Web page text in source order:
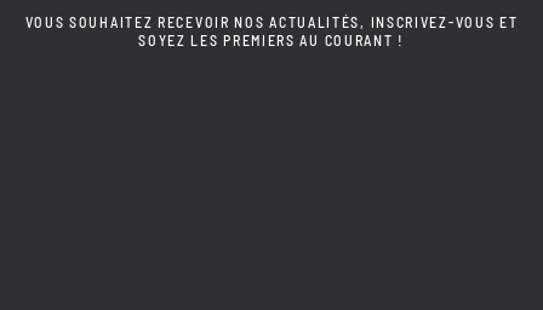
VOUS SOUHAITEZ RECEVOIR NOS ACTUALITÉS, INSCRIVEZ-VOUS ET
SOYEZ LES PREMIERS AU COURANT !